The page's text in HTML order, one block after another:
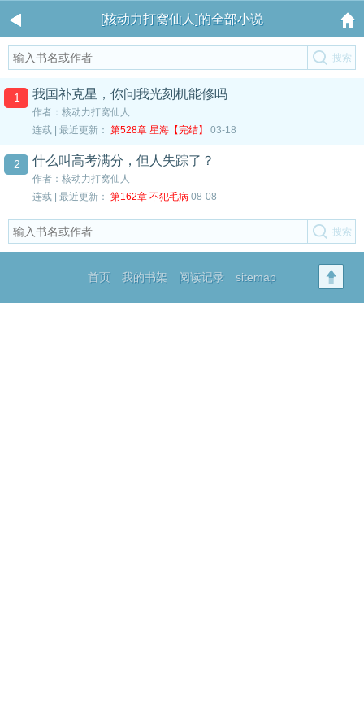
[核动力打窝仙人]的全部小说
1 我国补克星，你问我光刻机能修吗
作者：核动力打窝仙人
连载 | 最近更新： 第528章 星海【完结】 03-18
2 什么叫高考满分，但人失踪了？
作者：核动力打窝仙人
连载 | 最近更新： 第162章 不犯毛病 08-08
首页 我的书架 阅读记录 sitemap